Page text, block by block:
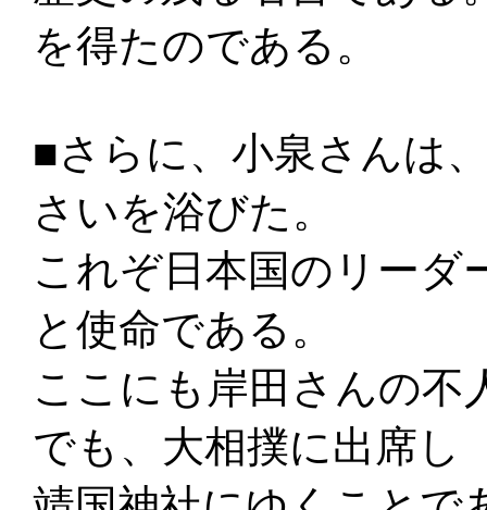
を得たのである。
■さらに、小泉さんは
さいを浴びた。
これぞ日本国のリーダ
と使命である。
ここにも岸田さんの不
でも、大相撲に出席し